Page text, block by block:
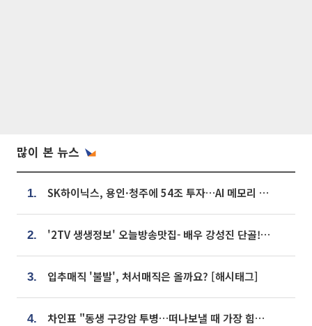
많이 본 뉴스
1. SK하이닉스, 용인·청주에 54조 투자…AI 메모리 생산기지 키운다
2. '2TV 생생정보' 오늘방송맛집- 배우 강성진 단골! 쌀국수ㆍ푸팟퐁 커리 맛집 '블○○○'
3. 입추매직 '불발', 처서매직은 올까요? [해시태그]
4. 차인표 "동생 구강암 투병…떠나보낼 때 가장 힘들었다”